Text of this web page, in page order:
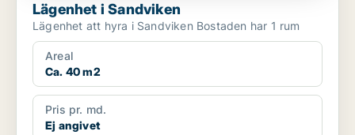
Lägenhet i Sandviken
Lägenhet att hyra i Sandviken Bostaden har 1 rum
Areal
Ca. 40 m2
Pris pr. md.
Ej angivet